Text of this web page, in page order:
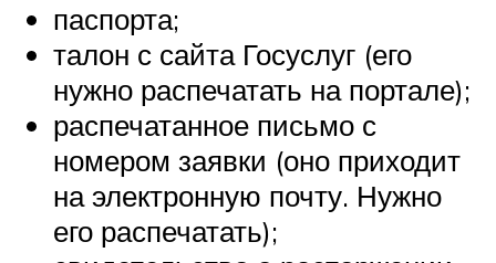
паспорта;
талон с сайта Госуслуг (его
нужно распечатать на портале);
распечатанное письмо с
номером заявки (оно приходит
на электронную почту. Нужно
его распечатать);